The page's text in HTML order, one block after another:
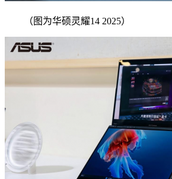
（图为华硕灵耀14 2025）